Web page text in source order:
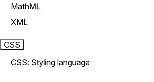
MathML
XML
CSS
CSS: Styling language